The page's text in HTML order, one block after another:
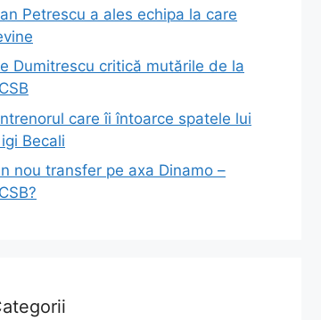
Petrescu a ales echipa la care
Dumitrescu critică mutările de la
care îi întoarce spatele lui
Becali
nou transfer pe axa Dinamo –